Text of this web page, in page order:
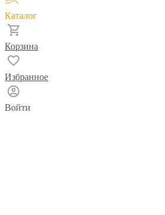
Каталог
Корзина
Избранное
Войти